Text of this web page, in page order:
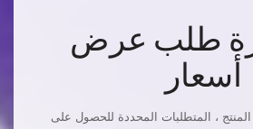
طلب عرض
أسعار
، المتطلبات المحددة للحصول على